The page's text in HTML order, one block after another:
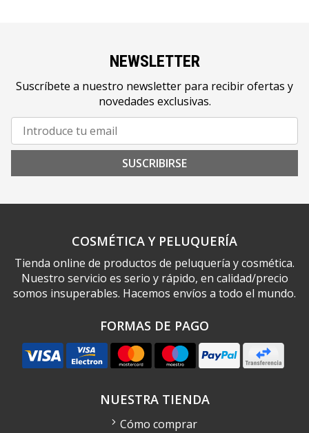
NEWSLETTER
Suscríbete a nuestro newsletter para recibir ofertas y
novedades exclusivas.
SUSCRIBIRSE
COSMÉTICA Y PELUQUERÍA
Tienda online de productos de peluquería y cosmética.
Nuestro servicio es serio y rápido, en calidad/precio
somos insuperables. Hacemos envíos a todo el mundo.
FORMAS DE PAGO
NUESTRA TIENDA
Cómo comprar